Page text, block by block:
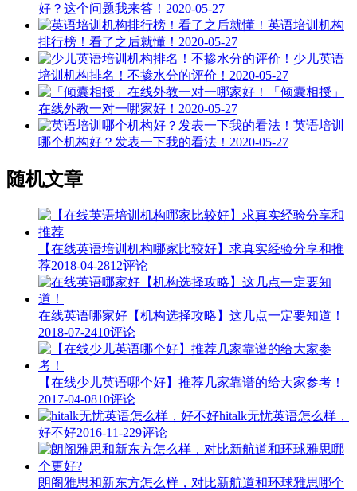
好？这个问题我来答！ 2020-05-27
英语培训机构
排行榜！看了之后就懂！ 2020-05-27
少儿英语
培训机构排名！不掺水分的评价！ 2020-05-27
「倾囊相授」
在线外教一对一哪家好！ 2020-05-27
英语培训
哪个机构好？发表一下我的看法！ 2020-05-27
随机文章
【在线英语培训机构哪家比较好】求真实经验分享和推
荐2018-04-2812评论
在线英语哪家好【机构选择攻略】这几点一定要知道！
2018-07-2410评论
【在线少儿英语哪个好】推荐几家靠谱的给大家参考！
2017-04-0810评论
hitalk无忧英语怎么样，
好不好2016-11-229评论
朗阁雅思和新东方怎么样，对比新航道和环球雅思哪个